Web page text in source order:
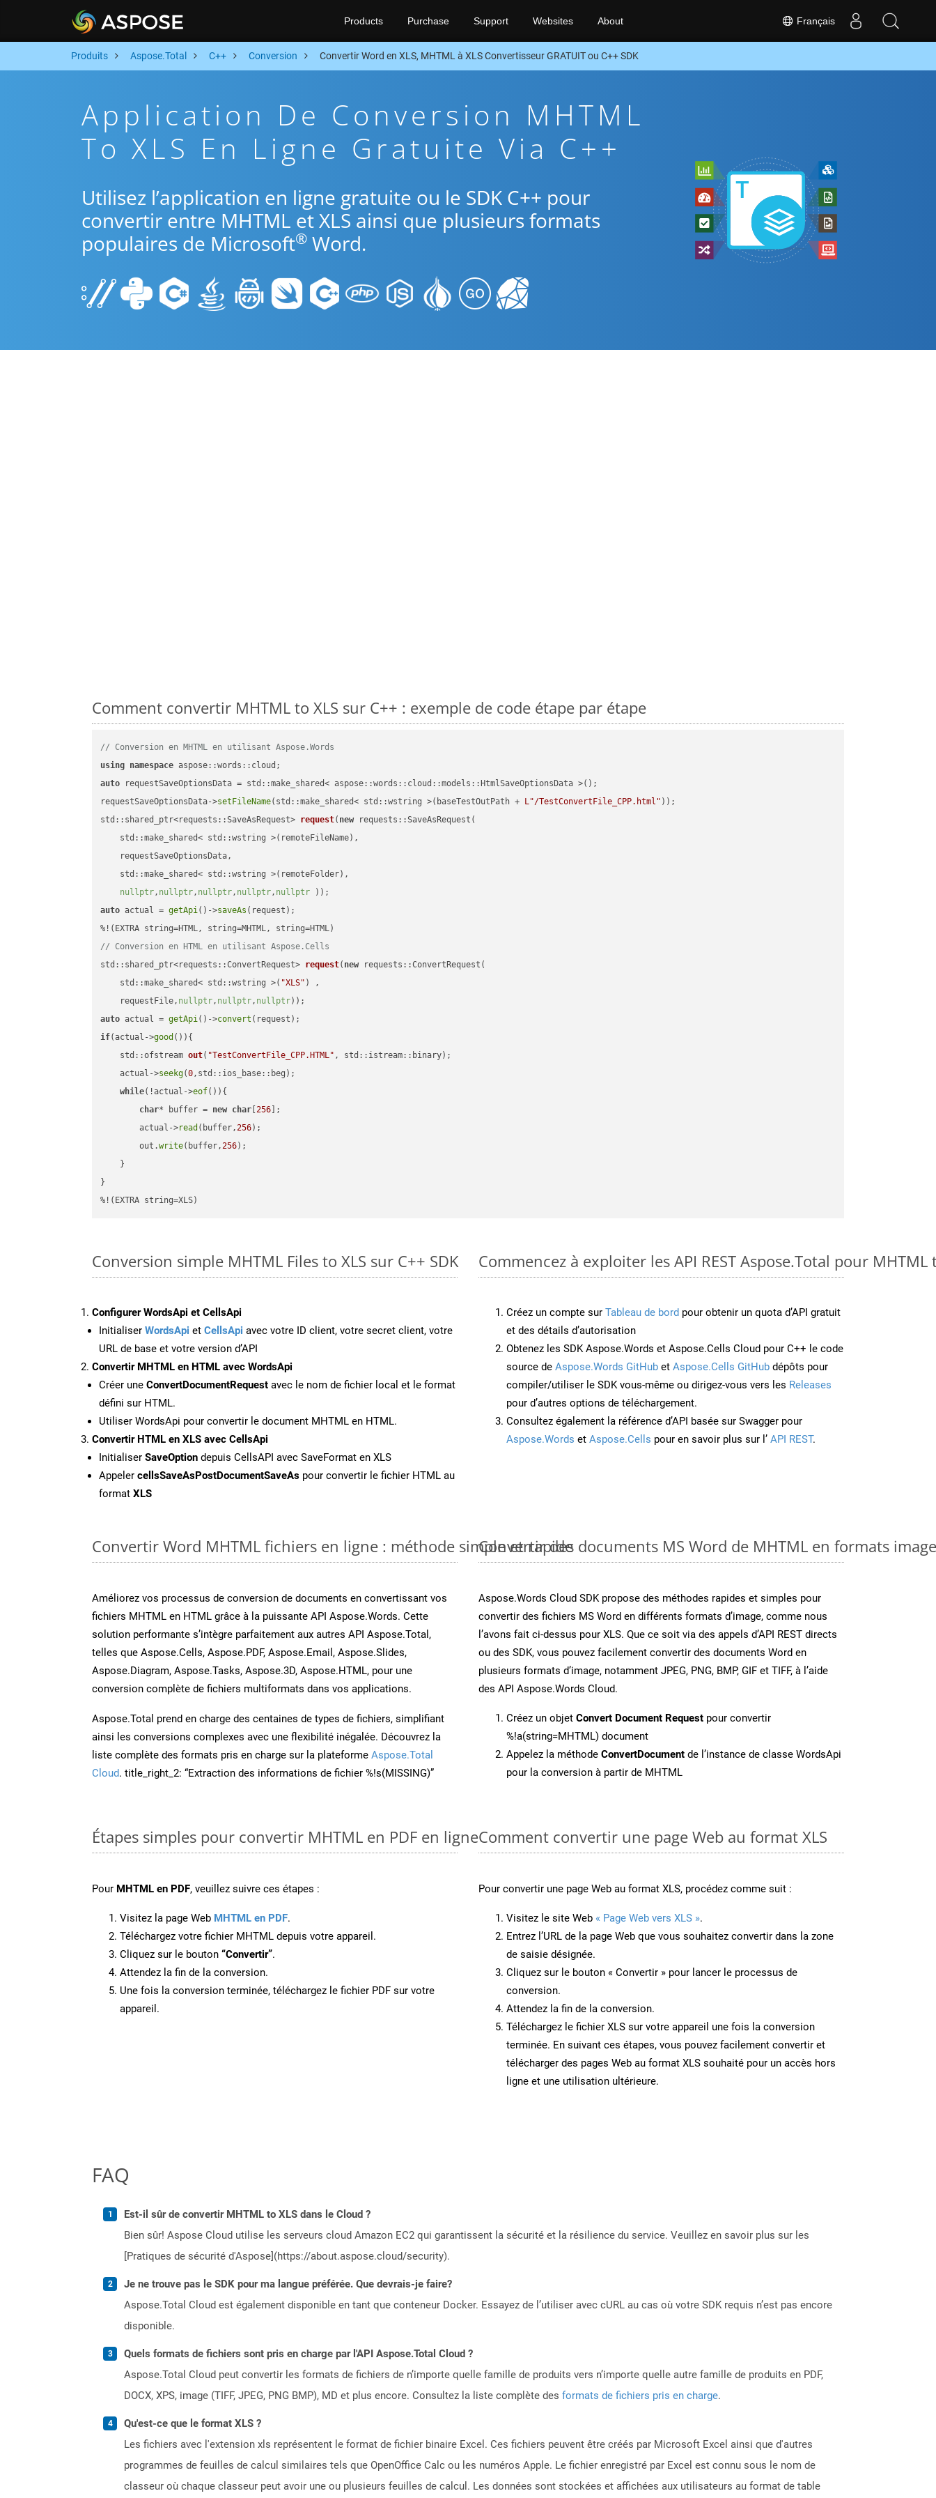
Français
Products Purchase Support Websites About
Produits Aspose.Total C++ Conversion Convertir Word en XLS, MHTML à XLS Convertisseur GRATUIT ou C++ SDK
Application De Conversion MHTML
To XLS En Ligne Gratuite Via C++
Utilisez l’application en ligne gratuite ou le SDK C++ pour
convertir entre MHTML et XLS ainsi que plusieurs formats
populaires de Microsoft® Word.
Comment convertir MHTML to XLS sur C++ : exemple de code étape par étape
// Conversion en MHTML en utilisant Aspose.Words
using namespace
auto requestSaveOptionsData = std::make_shared< aspose::words::cloud::models::HtmlSaveOptionsData >();
requestSaveOptionsData->setFileName(std::make_shared< std::wstring >(baseTestOutPath + L"/TestConvertFile_CPP.html"
std::shared_ptr<requests::SaveAsRequest> request( new requests::SaveAsRequest(
    std::make_shared< std::wstring >(remoteFileName),
    requestSaveOptionsData,
    std::make_shared< std::wstring >(remoteFolder),
nullptr, nullptr, nullptr, nullptr, nullptr ))
auto actual = getApi()->saveAs (request);
// Conversion en HTML en utilisant Aspose.Cells
std::shared_ptr<requests::ConvertRequest> request( new requests::ConvertRequest(
    std::make_shared< std::wstring >(
"XLS" ) ,
    requestFile,
nullptr, nullptr, nullptr))
auto actual = getApi()->convert
if(actual->good ()){
std::ofstream out( "TestConvertFile_CPP.HTML" , std::istream::binary) ;
    actual->
seekg(0,std::ios_base::beg);
while(!actual->eof()){
char* buffer = new char [256 ];
        actual->
read (buffer,256);
        out.
write(buffer,256);
    }
}
%!(EXTRA string=XLS)
Conversion simple MHTML Files to XLS sur C++ SDK
Configurer WordsApi et CellsApi
Initialiser WordsApi et CellsApi avec votre ID client, votre secret client, votre
URL de base et votre version d’API
Convertir MHTML en HTML avec WordsApi
Créer une ConvertDocumentRequest avec le nom de fichier local et le format
défini sur HTML.
Utiliser WordsApi pour convertir le document MHTML en HTML.
Convertir HTML en XLS avec CellsApi
Initialiser SaveOption depuis CellsAPI avec SaveFormat en XLS
Appeler cellsSaveAsPostDocumentSaveAs pour convertir le fichier HTML au
format XLS
Commencez à exploiter les API REST Aspose.Total pour MHTML
Créez un compte sur Tableau de bord pour obtenir un quota d’API gratuit
et des détails d’autorisation
Obtenez les SDK Aspose.Words et Aspose.Cells Cloud pour C++ le code
source de Aspose.Words GitHub et Aspose.Cells GitHub dépôts pour
compiler/utiliser le SDK vous-même ou dirigez-vous vers les Releases
pour d’autres options de téléchargement.
Consultez également la référence d’API basée sur Swagger pour
Aspose.Words et Aspose.Cells pour en savoir plus sur l’ API REST.
Convertir Word MHTML fichiers en ligne : méthode simple et rapide
Améliorez vos processus de conversion de documents en convertissant vos
fichiers MHTML en HTML grâce à la puissante API Aspose.Words. Cette
solution performante s’intègre parfaitement aux autres API Aspose.Total,
telles que Aspose.Cells, Aspose.PDF, Aspose.Email, Aspose.Slides,
Aspose.Diagram, Aspose.Tasks, Aspose.3D, Aspose.HTML, pour une
conversion complète de fichiers multiformats dans vos applications.
Aspose.Total prend en charge des centaines de types de fichiers, simplifiant
ainsi les conversions complexes avec une flexibilité inégalée. Découvrez la
liste complète des formats pris en charge sur la plateforme Aspose.Total
Cloud. title_right_2: “Extraction des informations de fichier %!s(MISSING)”
Convertir des documents MS Word de MHTML en formats
Aspose.Words Cloud SDK propose des méthodes rapides et simples pour
convertir des fichiers MS Word en différents formats d’image, comme nous
l’avons fait ci-dessus pour XLS. Que ce soit via des appels d’API REST directs
ou des SDK, vous pouvez facilement convertir des documents Word en
plusieurs formats d’image, notamment JPEG, PNG, BMP, GIF et TIFF, à l’aide
des API Aspose.Words Cloud.
Créez un objet Convert Document Request pour convertir
%!a(string=MHTML) document
Appelez la méthode ConvertDocument de l’instance de classe WordsApi
pour la conversion à partir de MHTML
Étapes simples pour convertir MHTML en PDF en ligne
Pour MHTML en PDF, veuillez suivre ces étapes :
Visitez la page Web MHTML en PDF.
Téléchargez votre fichier MHTML depuis votre appareil.
Cliquez sur le bouton “Convertir”.
Attendez la fin de la conversion.
Une fois la conversion terminée, téléchargez le fichier PDF sur votre
appareil.
Comment convertir une page Web au format XLS
Pour convertir une page Web au format XLS, procédez comme suit :
Visitez le site Web « Page Web vers XLS ».
Entrez l’URL de la page Web que vous souhaitez convertir dans la zone
de saisie désignée.
Cliquez sur le bouton « Convertir » pour lancer le processus de
conversion.
Attendez la fin de la conversion.
Téléchargez le fichier XLS sur votre appareil une fois la conversion
terminée. En suivant ces étapes, vous pouvez facilement convertir et
télécharger des pages Web au format XLS souhaité pour un accès hors
ligne et une utilisation ultérieure.
FAQ
Est-il sûr de convertir MHTML to XLS dans le Cloud ?
Bien sûr! Aspose Cloud utilise les serveurs cloud Amazon EC2 qui garantissent la sécurité et la résilience du service. Veuillez en savoir plus sur les
[Pratiques de sécurité d'Aspose](https://about.aspose.cloud/security).
Je ne trouve pas le SDK pour ma langue préférée. Que devrais-je faire?
Aspose.Total Cloud est également disponible en tant que conteneur Docker. Essayez de l’utiliser avec cURL au cas où votre SDK requis n’est pas encore
disponible.
Quels formats de fichiers sont pris en charge par l'API Aspose.Total Cloud ?
Aspose.Total Cloud peut convertir les formats de fichiers de n’importe quelle famille de produits vers n’importe quelle autre famille de produits en PDF,
DOCX, XPS, image (TIFF, JPEG, PNG BMP), MD et plus encore. Consultez la liste complète des formats de fichiers pris en charge.
Qu'est-ce que le format XLS ?
Les fichiers avec l'extension xls représentent le format de fichier binaire Excel. Ces fichiers peuvent être créés par Microsoft Excel ainsi que d'autres
programmes de feuilles de calcul similaires tels que OpenOffice Calc ou les numéros Apple. Le fichier enregistré par Excel est connu sous le nom de
classeur où chaque classeur peut avoir une ou plusieurs feuilles de calcul. Les données sont stockées et affichées aux utilisateurs au format de table